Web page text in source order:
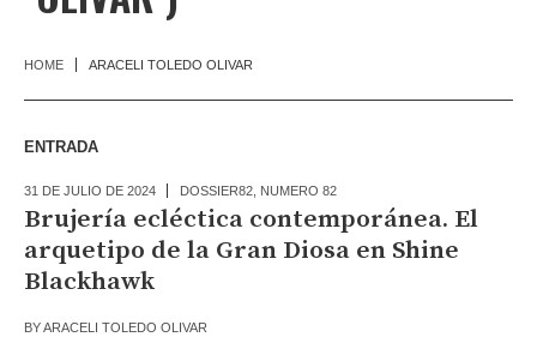
HOME ARACELI TOLEDO OLIVAR
ENTRADA
31 DE JULIO DE 2024 DOSSIER82 NUMERO 82
Brujería ecléctica contemporánea. El
arquetipo de la Gran Diosa en Shine
Blackhawk
BYARACELI TOLEDO OLIVAR